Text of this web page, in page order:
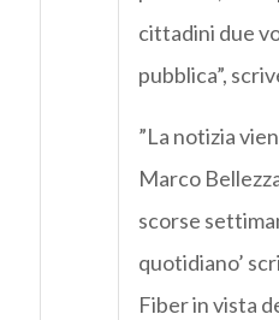
cittadini due
pubblica”,
”La notizia
Marco
scorse
quotidiano’
Fiber in vista